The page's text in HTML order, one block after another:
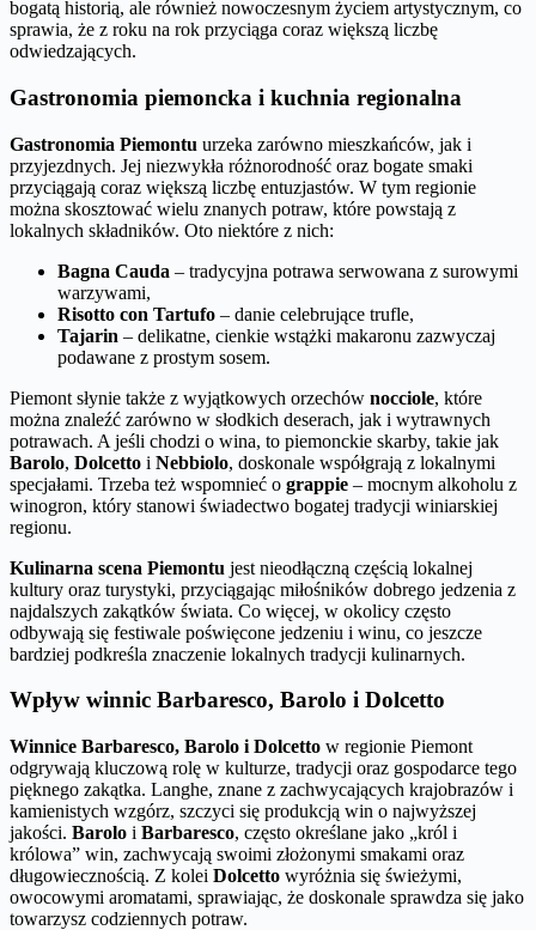
bogatą historią, ale również nowoczesnym życiem artystycznym, co
sprawia, że z roku na rok przyciąga coraz większą liczbę
odwiedzających.
Gastronomia piemoncka i kuchnia regionalna
Gastronomia Piemontu urzeka zarówno mieszkańców, jak i
przyjezdnych. Jej niezwykła różnorodność oraz bogate smaki
przyciągają coraz większą liczbę entuzjastów. W tym regionie
można skosztować wielu znanych potraw, które powstają z
lokalnych składników. Oto niektóre z nich:
Bagna Cauda – tradycyjna potrawa serwowana z surowymi
warzywami,
Risotto con Tartufo – danie celebrujące trufle,
Tajarin – delikatne, cienkie wstążki makaronu zazwyczaj
podawane z prostym sosem.
Piemont słynie także z wyjątkowych orzechów nocciole, które
można znaleźć zarówno w słodkich deserach, jak i wytrawnych
potrawach. A jeśli chodzi o wina, to piemonckie skarby, takie jak
Barolo, Dolcetto i Nebbiolo, doskonale współgrają z lokalnymi
specjałami. Trzeba też wspomnieć o grappie – mocnym alkoholu z
winogron, który stanowi świadectwo bogatej tradycji winiarskiej
regionu.
Kulinarna scena Piemontu jest nieodłączną częścią lokalnej
kultury oraz turystyki, przyciągając miłośników dobrego jedzenia z
najdalszych zakątków świata. Co więcej, w okolicy często
odbywają się festiwale poświęcone jedzeniu i winu, co jeszcze
bardziej podkreśla znaczenie lokalnych tradycji kulinarnych.
Wpływ winnic Barbaresco, Barolo i Dolcetto
Winnice Barbaresco, Barolo i Dolcetto w regionie Piemont
odgrywają kluczową rolę w kulturze, tradycji oraz gospodarce tego
pięknego zakątka. Langhe, znane z zachwycających krajobrazów i
kamienistych wzgórz, szczyci się produkcją win o najwyższej
jakości. Barolo i Barbaresco, często określane jako „król i
królowa” win, zachwycają swoimi złożonymi smakami oraz
długowiecznością. Z kolei Dolcetto wyróżnia się świeżymi,
owocowymi aromatami, sprawiając, że doskonale sprawdza się jako
towarzysz codziennych potraw.